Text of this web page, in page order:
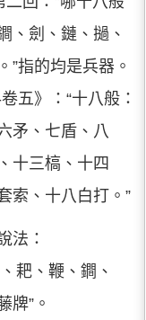
、劍、鏈、撾、
”指的均是兵器。
五》：“十八般：
矛、七盾、八
十三槁、十四
索、十八白打。”
法：
耙、鞭、鐧、
牌”。